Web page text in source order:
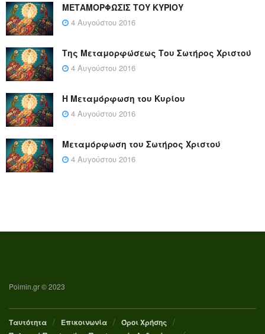
ΜΕΤΑΜΟΡΦΩΣΙΣ ΤΟΥ ΚΥΡΙΟΥ
4 Αυγούστου 2016
Της Μεταμορφώσεως Του Σωτήρος Χριστού
4 Αυγούστου 2016
Η Μεταμόρφωση του Κυρίου
4 Αυγούστου 2016
Μεταμόρφωση του Σωτήρος Χριστού
4 Αυγούστου 2016
Poimin.gr © 2023
Ταυτότητα Επικοινωνία
Όροι Χρήσης